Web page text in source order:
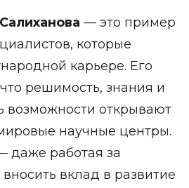
— это пример
которые
карьере. Его
решимость, знания и
возможности открывают
научные центры.
даже работая за
вклад в развитие